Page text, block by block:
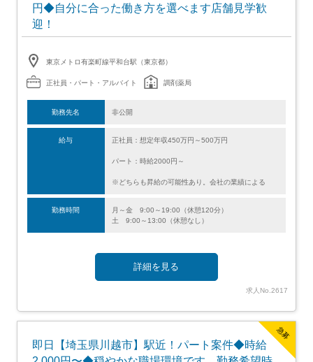
円◆自分に合った働き方を選べます店舗見学歓
迎！
東京メトロ有楽町線平和台駅（東京都）
正社員・パート・アルバイト 調剤薬局
勤務先名 非公開
給与 正社員：想定年収450万円～500万円
パート：時給2000円～
※どちらも昇給の可能性あり。会社の業績による
勤務時間
月～金 9:00～19:00（休憩120分）
土 9:00～13:00（休憩なし）
詳細を見る
求人No.2617
急募
即日【埼玉県川越市】駅近！パート案件◆時給